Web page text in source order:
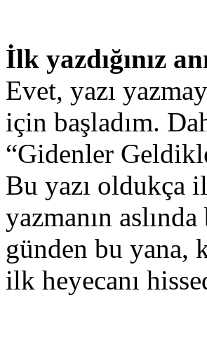
İlk yazdığınız
Evet, yazı
için başladım.
“Gidenler
Bu yazı oldukça
yazmanın
günden bu yana,
ilk heyecanı